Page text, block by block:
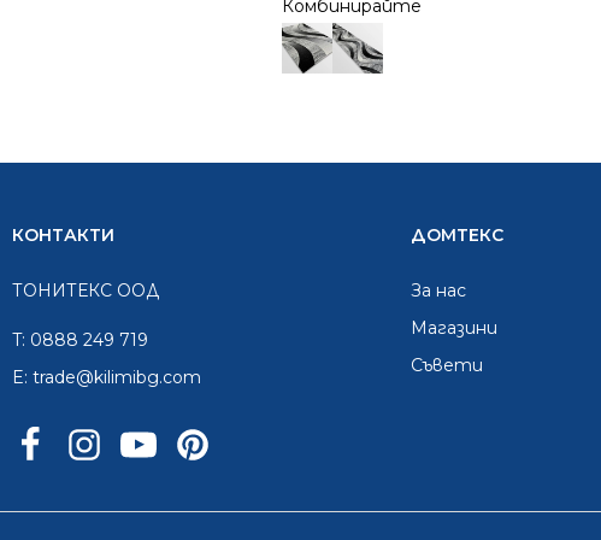
Комбинирайте
КОНТАКТИ
ТОНИТЕКС ООД
T: 0888 249 719
E: trade@kilimibg.com
ДОМТЕКС
За нас
Mагазини
Съвети